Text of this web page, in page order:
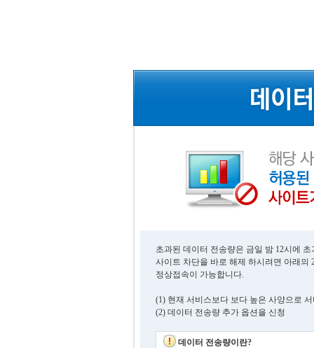
초과된 데이터 전송량은 금일 밤 12시에
사이트 차단을 바로 해제 하시려면 아래의
정상접속이 가능합니다.
(1) 현재 서비스보다 보다 높은 사양으로
(2) 데이터 전송량 추가 옵션을 신청
데이터 전송량이란?